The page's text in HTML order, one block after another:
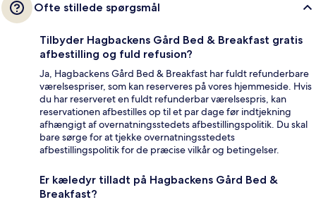
Ofte stillede spørgsmål
Tilbyder Hagbackens Gård Bed & Breakfast gratis
afbestilling og fuld refusion?
Ja, Hagbackens Gård Bed & Breakfast har fuldt refunderbare
værelsespriser, som kan reserveres på vores hjemmeside. Hvis
du har reserveret en fuldt refunderbar værelsespris, kan
reservationen afbestilles op til et par dage før indtjekning
afhængigt af overnatningsstedets afbestillingspolitik. Du skal
bare sørge for at tjekke overnatningsstedets
afbestillingspolitik for de præcise vilkår og betingelser.
Er kæledyr tilladt på Hagbackens Gård Bed &
Breakfast?